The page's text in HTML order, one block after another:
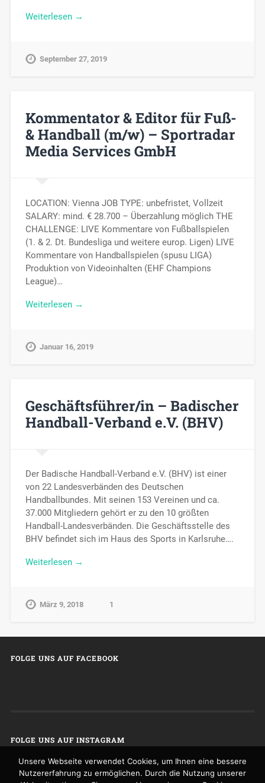
Weiterlesen →
September 27, 2019
Kommentator & Editor für Fuß-
& Handball (m/w) – Sportradar
Media Services GmbH
LOCATION: Vienna JOB TYPE: unbefristet, Vollzeit
SALARY: mind. € 28.700 – Überzahlung möglich THE
CHALLENGE: LIVE Kommentare von Fußballspielen
(1. & 2. Dt. Bundesliga und weitere europ. Ligen) LIVE
Kommentare von Handballspielen (spusu LIGA)
Produktion von Videoinhalten (EHF Champions
League)…
Weiterlesen →
Januar 16, 2019
Geschäftsführer/in – Badischer
Handball-Verband e.V. (BHV)
Der Badische Handball-Verband e.V. (BHV) ist einer
von 22 Landesverbänden des Deutschen
Handballbundes. Mit seinen 153 Vereinen und ca.
37.000 Mitgliedern gehört er zu den 10 größten
Handball-Landesverbänden. Die Geschäftsstelle des
BHV befindet sich im Haus des Sports in Karlsruhe….
Weiterlesen →
März 9, 2018 1
FOLGE UNS AUF FACEBOOK
FOLGE UNS AUF INSTAGRAM
Unsere Webseite verwendet Cookies, um Ihnen eine bessere
Nutzererfahrung zu ermöglichen. Durch die Nutzung unserer